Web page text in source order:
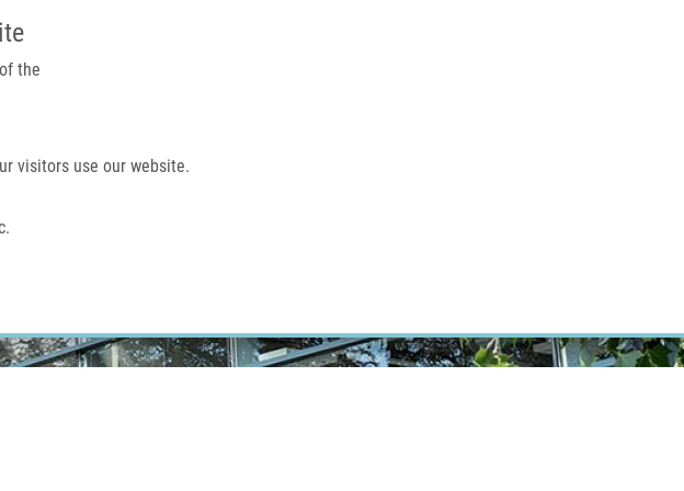
the
visitors use our website.
IMTM PORTÁL